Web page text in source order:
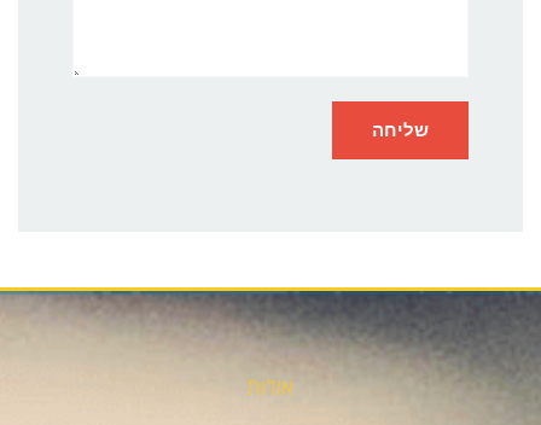
אודות